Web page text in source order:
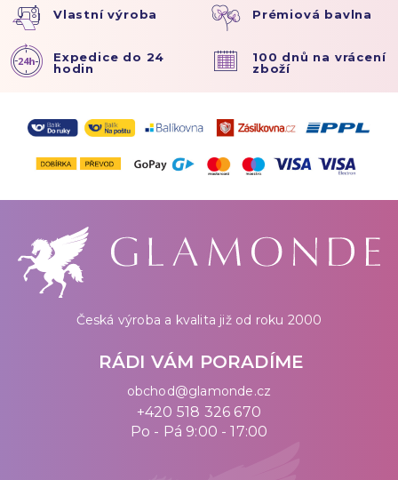
Vlastní výroba Prémiová bavlna
Expedice do 24
hodin
100 dnů na vrácení
zboží
Česká výroba a kvalita již od roku 2000
RÁDI VÁM PORADÍME
obchod@glamonde.cz
+420 518 326 670
Po - Pá 9:00 - 17:00